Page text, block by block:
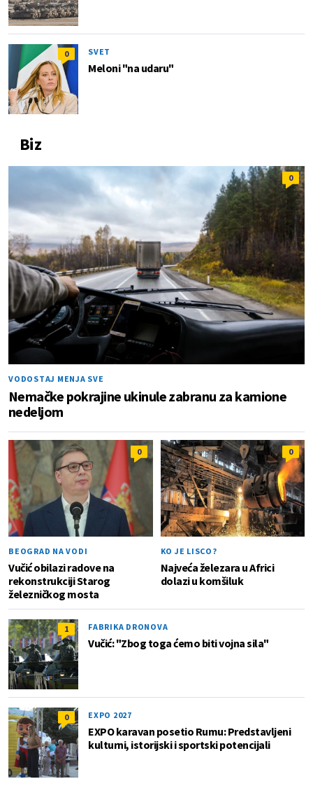
0 SVET
Meloni "na udaru"
Biz
0
VODOSTAJ MENJA SVE
Nemačke pokrajine ukinule zabranu za kamione
nedeljom
0
BEOGRAD NA VODI
Vučić obilazi radove na
rekonstrukciji Starog
železničkog mosta
0
KO JE LISCO?
Najveća železara u Africi
dolazi u komšiluk
1 FABRIKA DRONOVA
Vučić: "Zbog toga ćemo biti vojna sila"
0 EXPO 2027
EXPO karavan posetio Rumu: Predstavljeni
kulturni, istorijski i sportski potencijali